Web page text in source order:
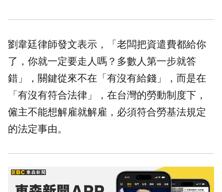
劉韋廷律師發文表示，「老闆把資遣費都給你
了，你就一定要走人嗎？多數人第一步就答
錯」，關鍵從來不在「有沒有給錢」，而是在
「有沒有符合法律」，在台灣的勞動制度下，
僱主不能想解雇就解雇，必須符合勞基法規定
的法定事由。